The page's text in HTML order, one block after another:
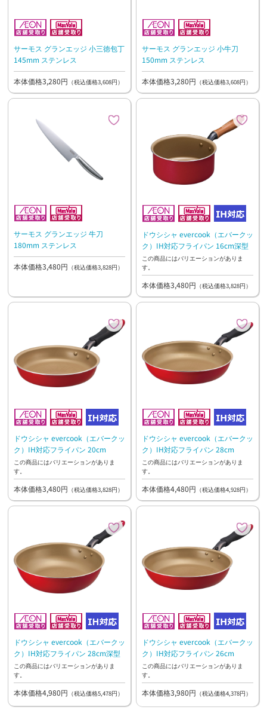
サーモス グランエッジ 小三徳包丁
145mm ステンレス
本体価格3,280円 （税込価格3,608円）
サーモス グランエッジ 小牛刀
150mm ステンレス
本体価格3,280円 （税込価格3,608円）
サーモス グランエッジ 牛刀
180mm ステンレス
本体価格3,480円 （税込価格3,828円）
ドウシシャ evercook（エバークッ
ク）IH対応フライパン 16cm深型
この商品にはバリエーションがありま
す。
本体価格3,480円 （税込価格3,828円）
ドウシシャ evercook（エバークッ
ク）IH対応フライパン 20cm
この商品にはバリエーションがありま
す。
本体価格3,480円 （税込価格3,828円）
ドウシシャ evercook（エバークッ
ク）IH対応フライパン 28cm
この商品にはバリエーションがありま
す。
本体価格4,480円 （税込価格4,928円）
ドウシシャ evercook（エバークッ
ク）IH対応フライパン 28cm深型
この商品にはバリエーションがありま
す。
本体価格4,980円 （税込価格5,478円）
ドウシシャ evercook（エバークッ
ク）IH対応フライパン 26cm
この商品にはバリエーションがありま
す。
本体価格3,980円 （税込価格4,378円）